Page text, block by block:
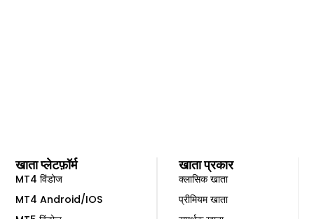
खाता प्रकार
क्लासिक खाता
प्रीमियम खाता
खाता प्लेटफ़ॉर्म
MT4 विंडोज
MT4 Android/IOS